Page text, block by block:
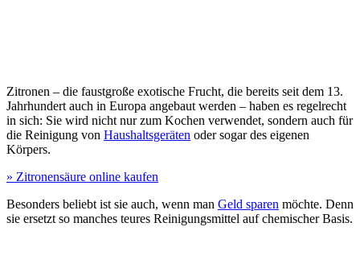
Zitronen – die faustgroße exotische Frucht, die bereits seit dem 13.
Jahrhundert auch in Europa angebaut werden – haben es regelrecht
in sich: Sie wird nicht nur zum Kochen verwendet, sondern auch für
die Reinigung von Haushaltsgeräten oder sogar des eigenen
Körpers.
» Zitronensäure online kaufen
Besonders beliebt ist sie auch, wenn man Geld sparen möchte. Denn
sie ersetzt so manches teures Reinigungsmittel auf chemischer Basis.